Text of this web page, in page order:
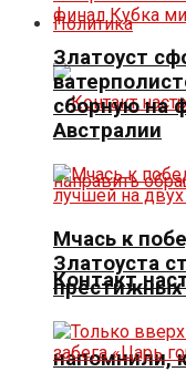
Политика
Контакт
напомнили,
Златоуст
сборную на
Австралии
Мчась к
Златоуста
престижных